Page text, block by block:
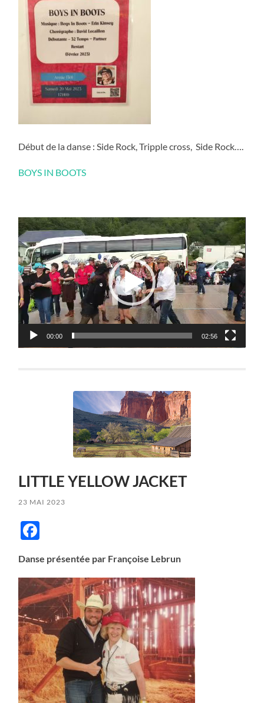
Début de la danse : Side Rock, Tripple cross, Side Rock….
BOYS IN BOOTS
Lecteur
vidéo
00:00 02:56
LITTLE YELLOW JACKET
23 MAI 2023
Danse présentée par Françoise Lebrun